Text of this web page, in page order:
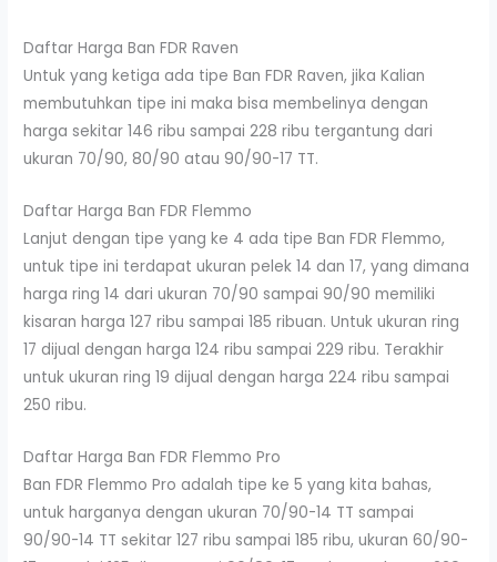
Daftar Harga Ban FDR Raven
Untuk yang ketiga ada tipe Ban FDR Raven, jika Kalian
membutuhkan tipe ini maka bisa membelinya dengan
harga sekitar 146 ribu sampai 228 ribu tergantung dari
ukuran 70/90, 80/90 atau 90/90-17 TT.
Daftar Harga Ban FDR Flemmo
Lanjut dengan tipe yang ke 4 ada tipe Ban FDR Flemmo,
untuk tipe ini terdapat ukuran pelek 14 dan 17, yang dimana
harga ring 14 dari ukuran 70/90 sampai 90/90 memiliki
kisaran harga 127 ribu sampai 185 ribuan. Untuk ukuran ring
17 dijual dengan harga 124 ribu sampai 229 ribu. Terakhir
untuk ukuran ring 19 dijual dengan harga 224 ribu sampai
250 ribu.
Daftar Harga Ban FDR Flemmo Pro
Ban FDR Flemmo Pro adalah tipe ke 5 yang kita bahas,
untuk harganya dengan ukuran 70/90-14 TT sampai
90/90-14 TT sekitar 127 ribu sampai 185 ribu, ukuran 60/90-